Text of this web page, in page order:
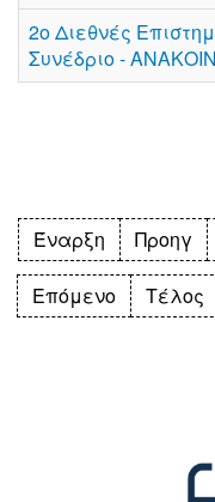
2ο Διεθνές
Συνέδριο -
Έναρξη Προηγ
Επόμενο Τέλος